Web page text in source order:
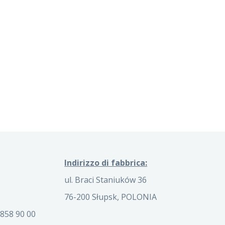
90 00
Indirizzo di fabbrica:
ul. Braci Staniuków 36
76-200 Słupsk, POLONIA